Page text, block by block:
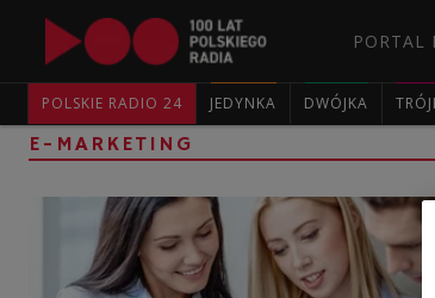
PORTAL
POLSKIE RADIO 24 JEDYNKA DWÓJKA
E-MARKETING